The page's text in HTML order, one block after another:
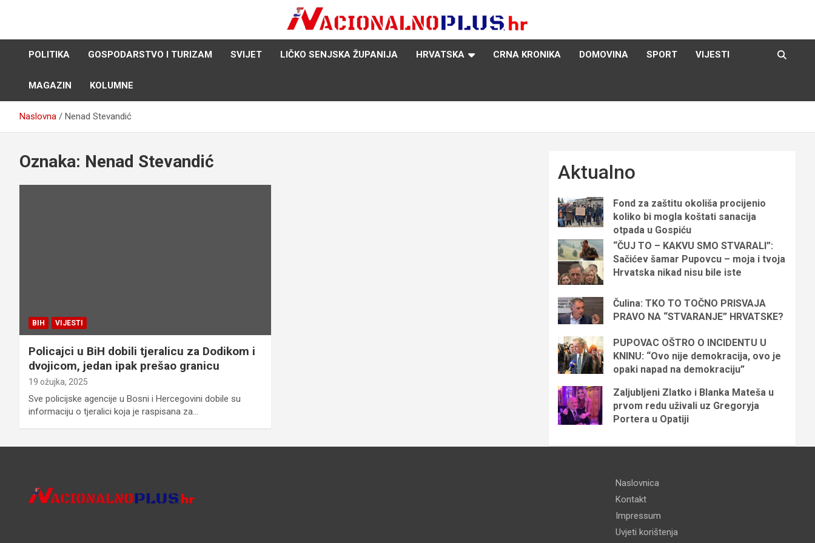
NacionalnoPlus.hr
Nacija želi znati više
POLITIKA
GOSPODARSTVO I TURIZAM SVIJET LIČKO SENJSKA ŽUPANIJA HRVATSKA CRNA KRONIKA DOMOVINA SPORT VIJESTI
MAGAZIN KOLUMNE
Naslovna Nenad Stevandić
Oznaka: Nenad Stevandić
BIH VIJESTI
Policajci u BiH dobili tjeralicu za Dodikom i
dvojicom, jedan ipak prešao granicu
19 ožujka, 2025
Sve policijske agencije u Bosni i Hercegovini dobile su
informaciju o tjeralici koja je raspisana za…
Aktualno
Fond za zaštitu okoliša procijenio
koliko bi mogla koštati sanacija
otpada u Gospiću
“ČUJ TO – KAKVU SMO STVARALI”:
Sačićev šamar Pupovcu – moja i tvoja
Hrvatska nikad nisu bile iste
Čulina: TKO TO TOČNO PRISVAJA
PRAVO NA “STVARANJE” HRVATSKE?
PUPOVAC OŠTRO O INCIDENTU U
KNINU: “Ovo nije demokracija, ovo je
opaki napad na demokraciju”
Zaljubljeni Zlatko i Blanka Mateša u
prvom redu uživali uz Gregoryja
Portera u Opatiji
Naslovnica
Kontakt
Impressum
Uvjeti korištenja